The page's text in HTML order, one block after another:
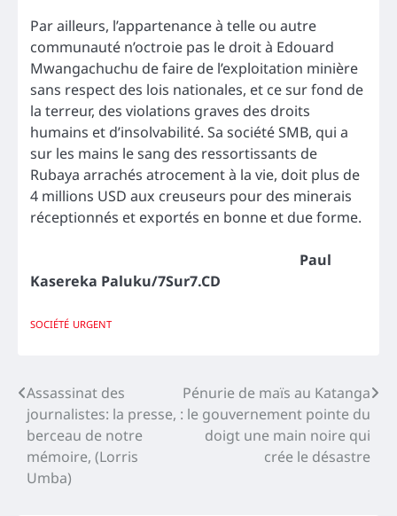
Par ailleurs, l’appartenance à telle ou autre
communauté n’octroie pas le droit à Edouard
Mwangachuchu de faire de l’exploitation minière
sans respect des lois nationales, et ce sur fond de
la terreur, des violations graves des droits
humains et d’insolvabilité. Sa société SMB, qui a
sur les mains le sang des ressortissants de
Rubaya arrachés atrocement à la vie, doit plus de
4 millions USD aux creuseurs pour des minerais
réceptionnés et exportés en bonne et due forme.
Paul
Kasereka Paluku/7Sur7.CD
SOCIÉTÉ URGENT
Navigation
de
l’article
Assassinat des
journalistes: la presse,
berceau de notre
mémoire, (Lorris
Umba)
Pénurie de maïs au Katanga
: le gouvernement pointe du
doigt une main noire qui
crée le désastre